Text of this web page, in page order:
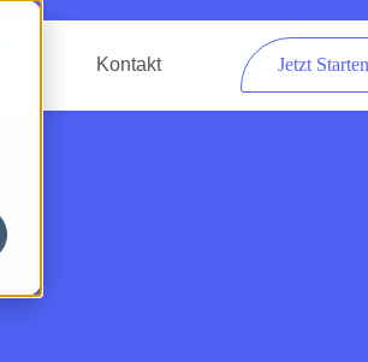
Kontakt Jetzt Starten